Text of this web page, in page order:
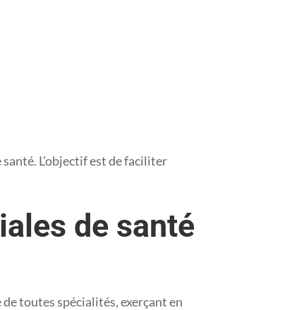
L’objectif est de faciliter
de santé
toutes spécialités, exerçant en